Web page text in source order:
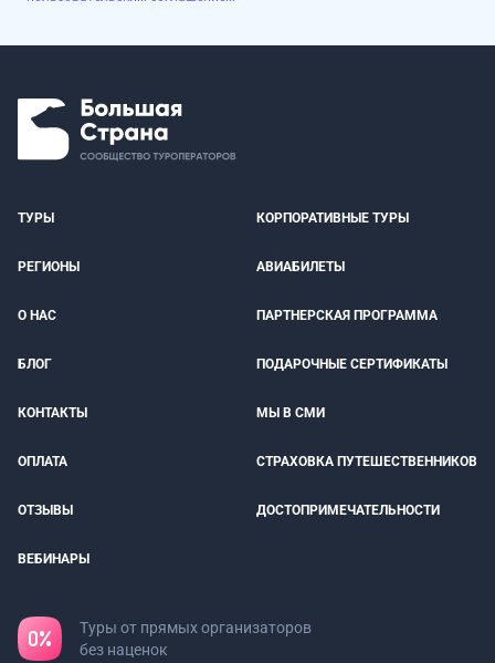
ТУРЫ КОРПОРАТИВНЫЕ ТУРЫ
РЕГИОНЫ АВИАБИЛЕТЫ
О НАС ПАРТНЕРСКАЯ ПРОГРАММА
БЛОГ ПОДАРОЧНЫЕ СЕРТИФИКАТЫ
КОНТАКТЫ МЫ В СМИ
ОПЛАТА СТРАХОВКА ПУТЕШЕСТВЕННИКОВ
ОТЗЫВЫ ДОСТОПРИМЕЧАТЕЛЬНОСТИ
ВЕБИНАРЫ
Туры от прямых организаторов
без наценок